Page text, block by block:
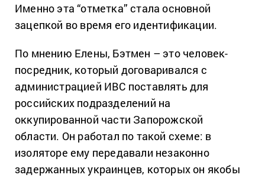
Именно эта “отметка” стала основной
зацепкой во время его идентификации.
По мнению Елены, Бэтмен – это человек-
посредник, который договаривался с
администрацией ИВС поставлять для
российских подразделений на
оккупированной части Запорожской
области. Он работал по такой схеме: в
изоляторе ему передавали незаконно
задержанных украинцев, которых он якобы